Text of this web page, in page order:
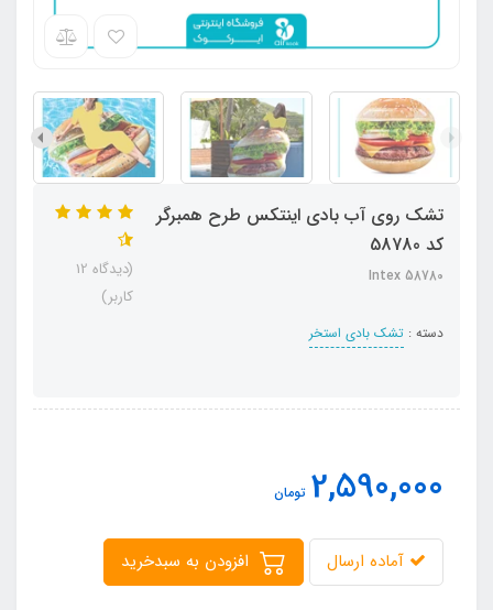
تشک روی آب بادی اینتکس طرح همبرگر
کد 58780
Intex 58780
دسته : تشک بادی استخر
(دیدگاه 12
کاربر)
2,590,000 تومان
آماده ارسال